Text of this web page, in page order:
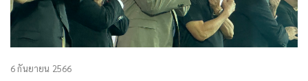
6 กันยายน 2566